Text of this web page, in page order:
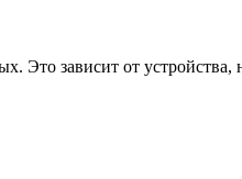
Это зависит от